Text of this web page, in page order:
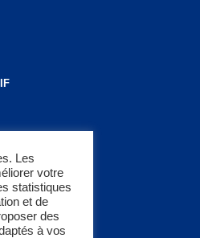
Les
votre
statistiques
et de
des
à vos